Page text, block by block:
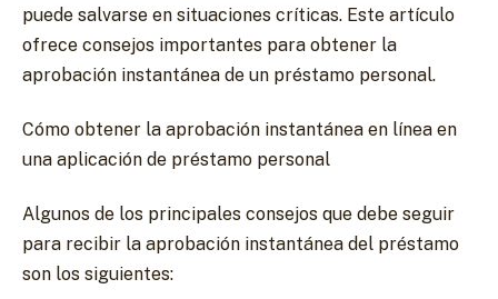
puede salvarse en situaciones críticas. Este artículo
ofrece consejos importantes para obtener la
aprobación instantánea de un préstamo personal.
Cómo obtener la aprobación instantánea en línea en
una aplicación de préstamo personal
Algunos de los principales consejos que debe seguir
para recibir la aprobación instantánea del préstamo
son los siguientes: